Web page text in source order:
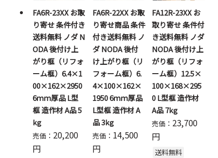
FA6R-23XX お取
り寄せ 条件付き
送料無料 ノダ N
ODA 後付け上
がり框（リフォ
ーム框）6.4×1
00×162×2950
6ｍｍ厚品 L型
框 造作材 A品 5
kg
売価： 20,200
円
FA6R-22XX お取
り寄せ商品 条件
付き送料無料 ノ
ダ NODA 後付
け上がり框（リ
フォーム框）6.
4×100×162×
1950 6ｍｍ厚品
L型框 造作材 A
品 3kg
売価： 14,500
円
FA12R-23XX お
取り寄せ 条件付
き送料無料 ノダ
NODA 後付け上
がり框（リフォ
ーム框）12.5×
100×168×295
0 L型框 造作材
A品 7kg
売価： 23,700
円
送料無料